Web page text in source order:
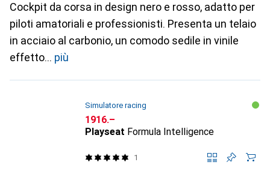
Cockpit da corsa in design nero e rosso, adatto per
piloti amatoriali e professionisti. Presenta un telaio
in acciaio al carbonio, un comodo sedile in vinile
effetto
più
Simulatore racing
CHF
1916.–
Playseat Formula Intelligence
1